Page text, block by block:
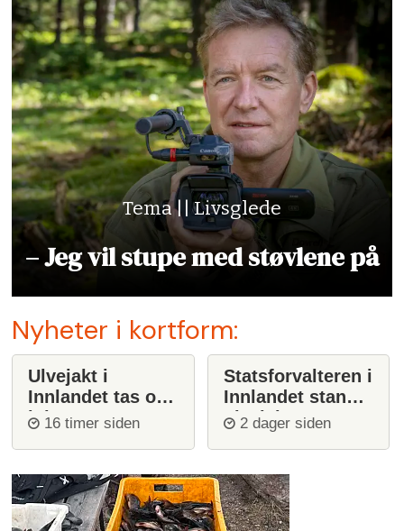
Tema || Livsglede
– Jeg vil stupe med støvlene på
Nyheter i kortform:
Ulvejakt i
Innlandet tas opp
igjen
16 timer siden
Statsforvalteren i
Innlandet stanser
ulvejakt
2 dager siden